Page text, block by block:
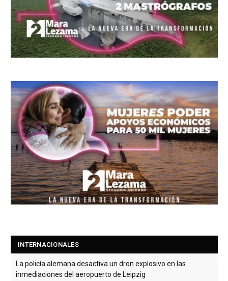
INTERNACIONALES
La policía alemana desactiva un dron explosivo en las
inmediaciones del aeropuerto de Leipzig